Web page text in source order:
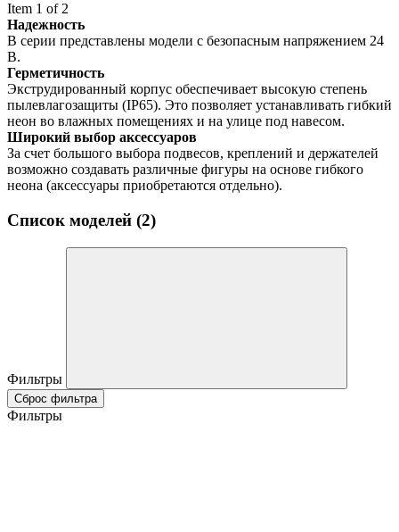
Item 1 of 2
Надежность
В серии представлены модели с безопасным напряжением 24
В.
Герметичность
Экструдированный корпус обеспечивает высокую степень
пылевлагозащиты (IP65). Это позволяет устанавливать гибкий
неон во влажных помещениях и на улице под навесом.
Широкий выбор аксессуаров
За счет большого выбора подвесов, креплений и держателей
возможно создавать различные фигуры на основе гибкого
неона (аксессуары приобретаются отдельно).
Список моделей (2)
Фильтры
Сброс фильтра
Фильтры